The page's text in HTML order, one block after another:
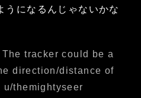
うになるんじゃないかな
The tracker could be a
direction/distance of
u/themightyseer